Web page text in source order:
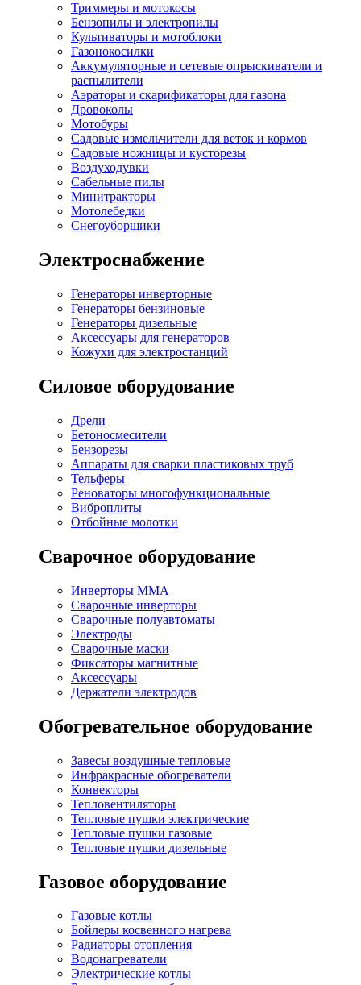
Триммеры и мотокосы
Бензопилы и электропилы
Культиваторы и мотоблоки
Газонокосилки
Аккумуляторные и сетевые опрыскиватели и
распылители
Аэраторы и скарификаторы для газона
Дровоколы
Мотобуры
Садовые измельчители для веток и кормов
Садовые ножницы и кусторезы
Воздуходувки
Сабельные пилы
Минитракторы
Мотолебедки
Снегоуборщики
Электроснабжение
Генераторы инверторные
Генераторы бензиновые
Генераторы дизельные
Аксессуары для генераторов
Кожухи для электростанций
Силовое оборудование
Дрели
Бетоносмесители
Бензорезы
Аппараты для сварки пластиковых труб
Тельферы
Реноваторы многофункциональные
Виброплиты
Отбойные молотки
Сварочное оборудование
Инверторы MMA
Сварочные инверторы
Сварочные полуавтоматы
Электроды
Сварочные маски
Фиксаторы магнитные
Аксессуары
Держатели электродов
Обогревательное оборудование
Завесы воздушные тепловые
Инфракрасные обогреватели
Конвекторы
Тепловентиляторы
Тепловые пушки электрические
Тепловые пушки газовые
Тепловые пушки дизельные
Газовое оборудование
Газовые котлы
Бойлеры косвенного нагрева
Радиаторы отопления
Водонагреватели
Электрические котлы